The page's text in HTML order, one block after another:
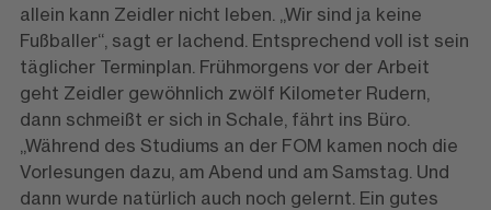
allein kann Zeidler nicht leben. „Wir sind ja keine
Fußballer“, sagt er lachend. Entsprechend voll ist sein
täglicher Terminplan. Frühmorgens vor der Arbeit
geht Zeidler gewöhnlich zwölf Kilometer Rudern,
dann schmeißt er sich in Schale, fährt ins Büro.
„Während des Studiums an der FOM kamen noch die
Vorlesungen dazu, am Abend und am Samstag. Und
dann wurde natürlich auch noch gelernt. Ein gutes